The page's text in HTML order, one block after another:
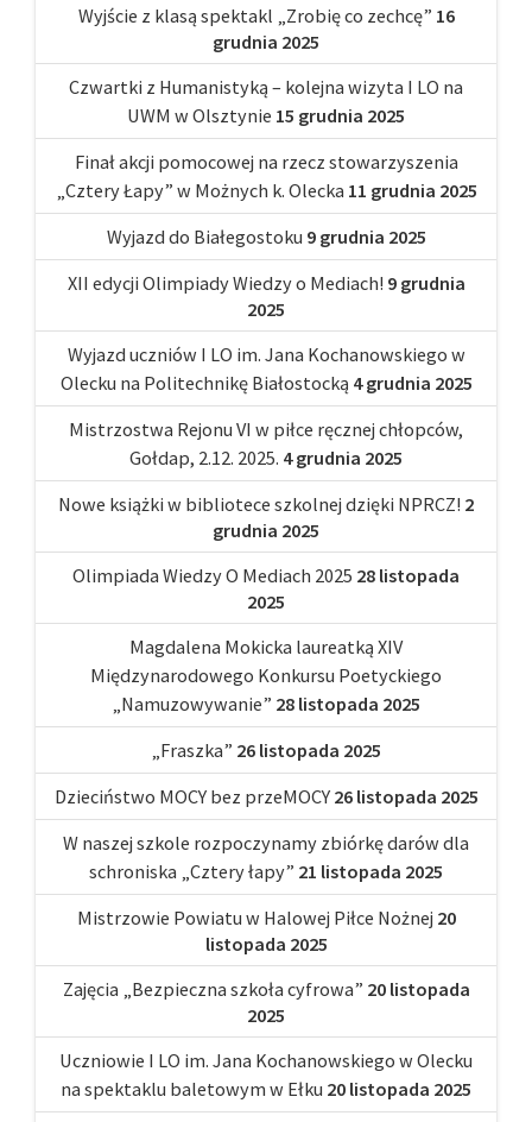
Wyjście z klasą spektakl „Zrobię co zechcę” 16
grudnia 2025
Czwartki z Humanistyką – kolejna wizyta I LO na
UWM w Olsztynie 15 grudnia 2025
Finał akcji pomocowej na rzecz stowarzyszenia
„Cztery Łapy” w Możnych k. Olecka 11 grudnia 2025
Wyjazd do Białegostoku 9 grudnia 2025
XII edycji Olimpiady Wiedzy o Mediach! 9 grudnia
2025
Wyjazd uczniów I LO im. Jana Kochanowskiego w
Olecku na Politechnikę Białostocką 4 grudnia 2025
Mistrzostwa Rejonu VI w piłce ręcznej chłopców,
Gołdap, 2.12. 2025. 4 grudnia 2025
Nowe książki w bibliotece szkolnej dzięki NPRCZ! 2
grudnia 2025
Olimpiada Wiedzy O Mediach 2025 28 listopada
2025
Magdalena Mokicka laureatką XIV
Międzynarodowego Konkursu Poetyckiego
„Namuzowywanie” 28 listopada 2025
„Fraszka” 26 listopada 2025
Dzieciństwo MOCY bez przeMOCY 26 listopada 2025
W naszej szkole rozpoczynamy zbiórkę darów dla
schroniska „Cztery łapy” 21 listopada 2025
Mistrzowie Powiatu w Halowej Piłce Nożnej 20
listopada 2025
Zajęcia „Bezpieczna szkoła cyfrowa” 20 listopada
2025
Uczniowie I LO im. Jana Kochanowskiego w Olecku
na spektaklu baletowym w Ełku 20 listopada 2025